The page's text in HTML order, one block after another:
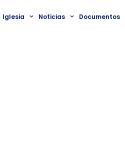
Iglesia Noticias Documentos